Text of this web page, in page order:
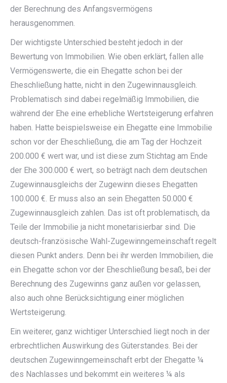
der Berechnung des Anfangsvermögens
herausgenommen.
Der wichtigste Unterschied besteht jedoch in der
Bewertung von Immobilien. Wie oben erklärt, fallen alle
Vermögenswerte, die ein Ehegatte schon bei der
Eheschließung hatte, nicht in den Zugewinnausgleich.
Problematisch sind dabei regelmäßig Immobilien, die
während der Ehe eine erhebliche Wertsteigerung erfahren
haben. Hatte beispielsweise ein Ehegatte eine Immobilie
schon vor der Eheschließung, die am Tag der Hochzeit
200.000 € wert war, und ist diese zum Stichtag am Ende
der Ehe 300.000 € wert, so beträgt nach dem deutschen
Zugewinnausgleichs der Zugewinn dieses Ehegatten
100.000 €. Er muss also an sein Ehegatten 50.000 €
Zugewinnausgleich zahlen. Das ist oft problematisch, da
Teile der Immobilie ja nicht monetarisierbar sind. Die
deutsch-französische Wahl-Zugewinngemeinschaft regelt
diesen Punkt anders. Denn bei ihr werden Immobilien, die
ein Ehegatte schon vor der Eheschließung besaß, bei der
Berechnung des Zugewinns ganz außen vor gelassen,
also auch ohne Berücksichtigung einer möglichen
Wertsteigerung.
Ein weiterer, ganz wichtiger Unterschied liegt noch in der
erbrechtlichen Auswirkung des Güterstandes. Bei der
deutschen Zugewinngemeinschaft erbt der Ehegatte ¼
des Nachlasses und bekommt ein weiteres ¼ als